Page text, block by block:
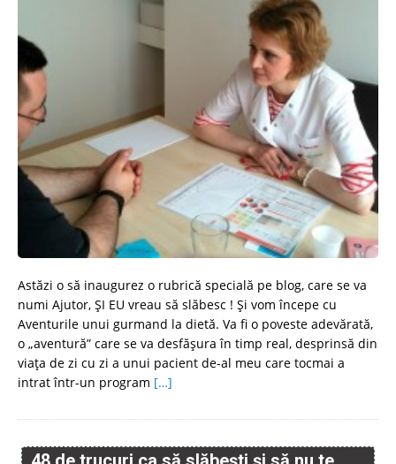
Astăzi o să inaugurez o rubrică specială pe blog, care se va
numi Ajutor, ŞI EU vreau să slăbesc ! Și vom începe cu
Aventurile unui gurmand la dietă. Va fi o poveste adevărată,
o „aventură” care se va desfăşura în timp real, desprinsă din
viaţa de zi cu zi a unui pacient de-al meu care tocmai a
intrat într-un program […]